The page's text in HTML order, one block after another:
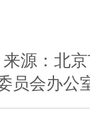
源：北
员会办公